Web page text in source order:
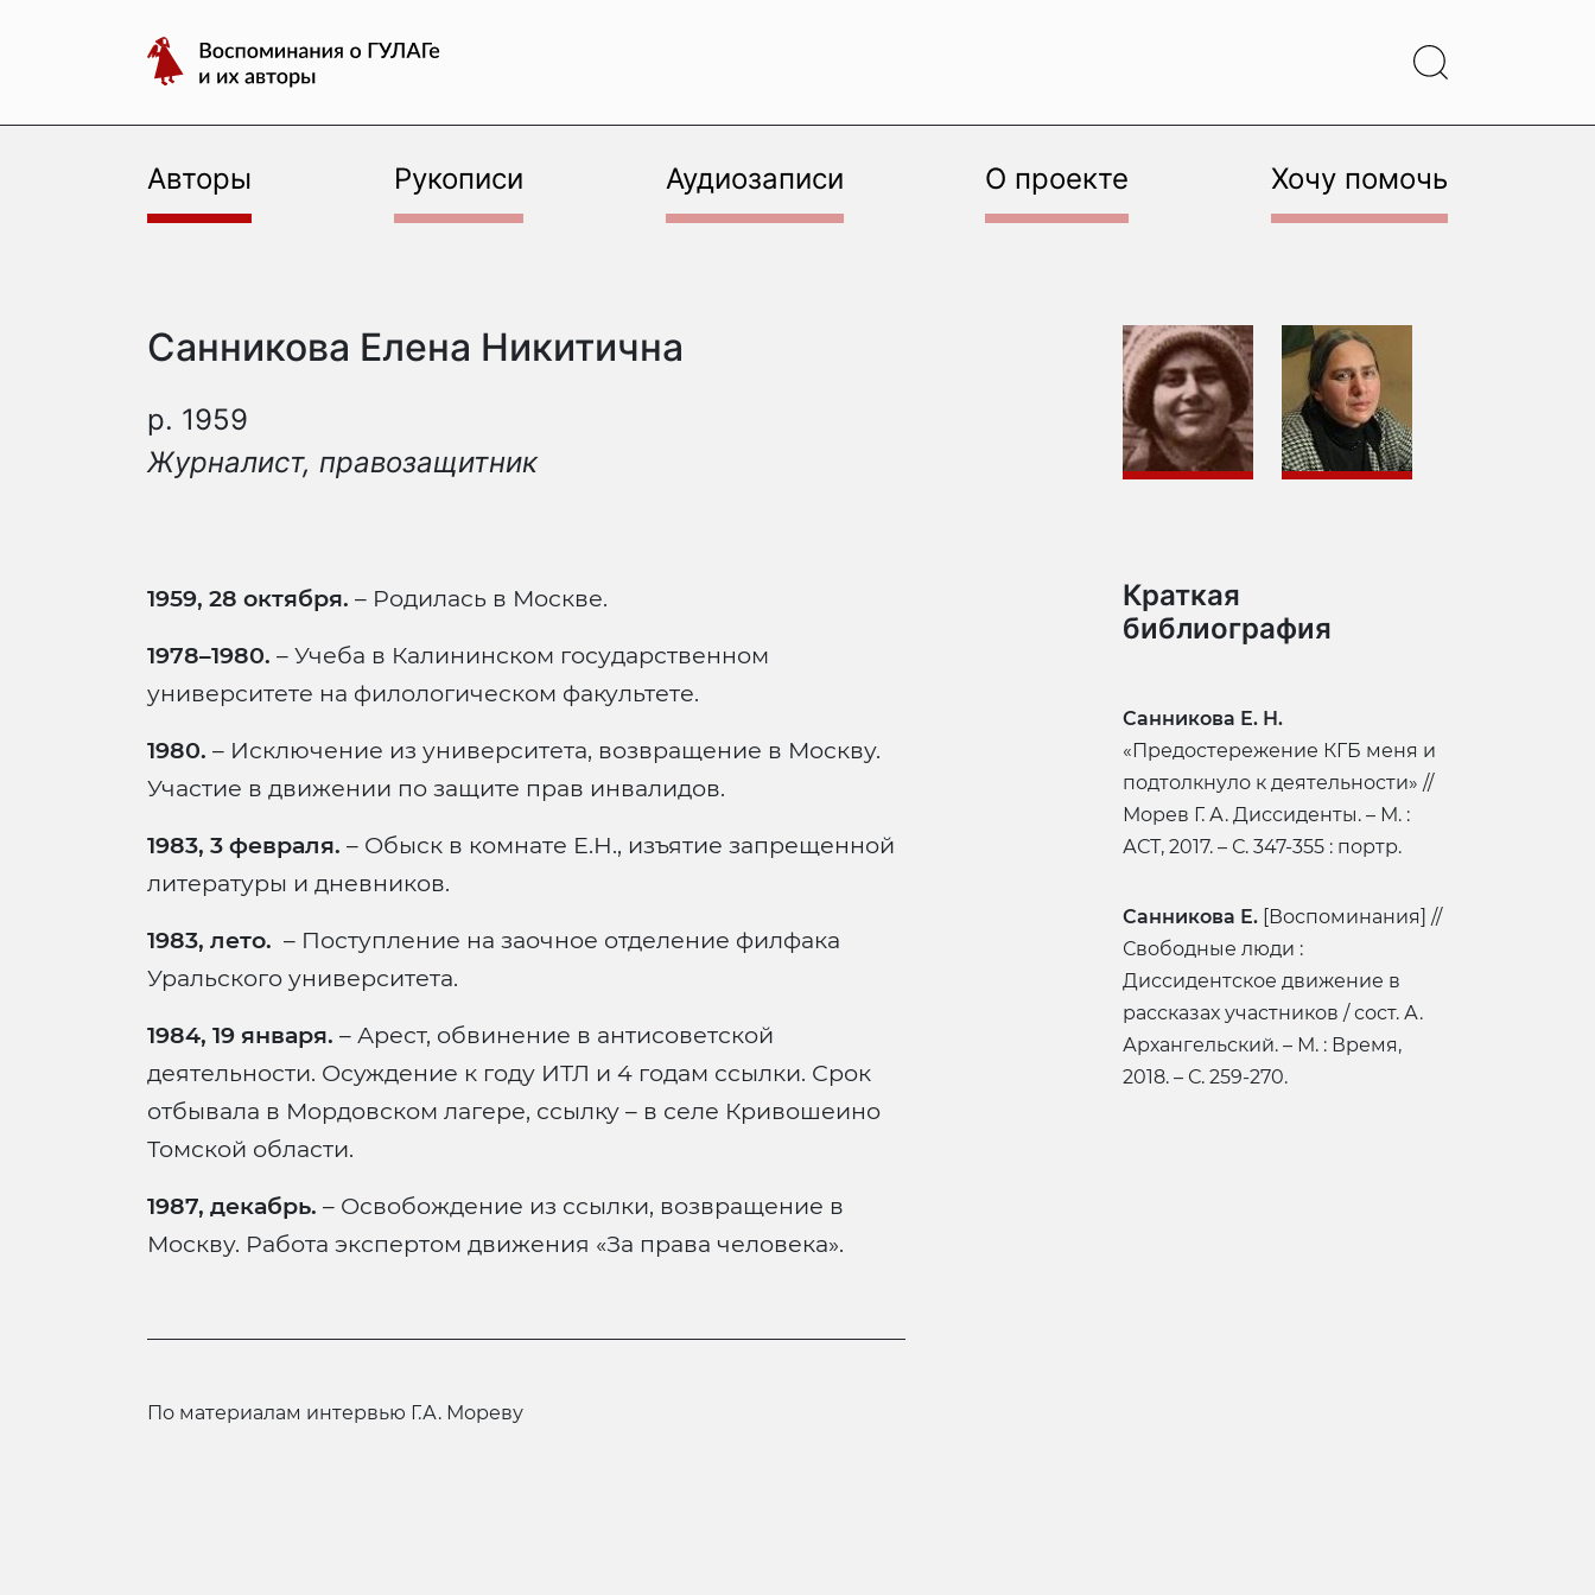
Воспоминания
о
и
их
авторы
Авторы Рукописи Аудиозаписи О проекте Хочу помочь
Санникова Елена Никитична
р. 1959
Журналист, правозащитник
1959, 28 октября. – Родилась в Москве.
1978–1980. – Учеба в Калининском государственном
университете на филологическом факультете.
1980. – Исключение из университета, возвращение в Москву.
Участие в движении по защите прав инвалидов.
1983, 3 февраля. – Обыск в комнате Е.Н., изъятие запрещенной
литературы и дневников.
1983, лето. – Поступление на заочное отделение филфака
Уральского университета.
1984, 19 января. – Арест, обвинение в антисоветской
деятельности. Осуждение к году ИТЛ и 4 годам ссылки. Срок
отбывала в Мордовском лагере, ссылку – в селе Кривошеино
Томской области.
1987, декабрь. – Освобождение из ссылки, возвращение в
Москву. Работа экспертом движения «За права человека».
По материалам интервью Г.А. Мореву
Краткая
библиография
Санникова Е. Н.
«Предостережение КГБ меня и
подтолкнуло к деятельности» //
Морев Г. А. Диссиденты. – М. :
АСТ, 2017. – С. 347-355 : портр.
Санникова Е. [Воспоминания] //
Свободные люди :
Диссидентское движение в
рассказах участников / сост. А.
Архангельский. – М. : Время,
2018. – С. 259-270.